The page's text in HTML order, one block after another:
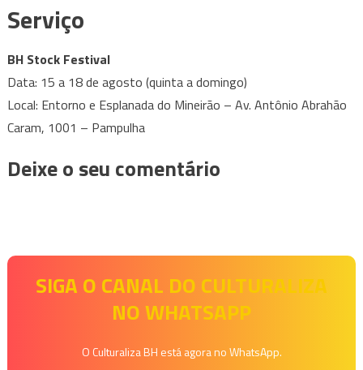
Serviço
BH Stock Festival
Data: 15 a 18 de agosto (quinta a domingo)
Local: Entorno e Esplanada do Mineirão – Av. Antônio Abrahão
Caram, 1001 – Pampulha
Deixe o seu comentário
SIGA O CANAL DO CULTURALIZA
NO WHATSAPP
O Culturaliza BH está agora no WhatsApp.